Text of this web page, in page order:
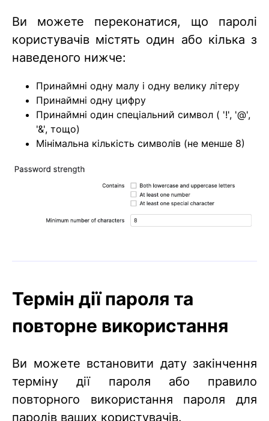
Ви можете переконатися, що паролі
користувачів містять один або кілька з
наведеного нижче:
Принаймні одну малу і одну велику літеру
Принаймні одну цифру
Принаймні один спеціальний символ ( '!', '@',
'&', тощо)
Мінімальна кількість символів (не менше 8)
Термін дії пароля та
повторне використання
Ви можете встановити дату закінчення
терміну дії пароля або правило
повторного використання пароля для
паролів ваших користувачів.